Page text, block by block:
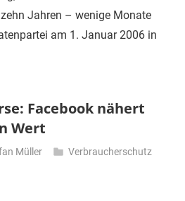
Jahren – wenige Monate
am 1. Januar 2006 in
Facebook nähert
Wert
Müller Verbraucherschutz